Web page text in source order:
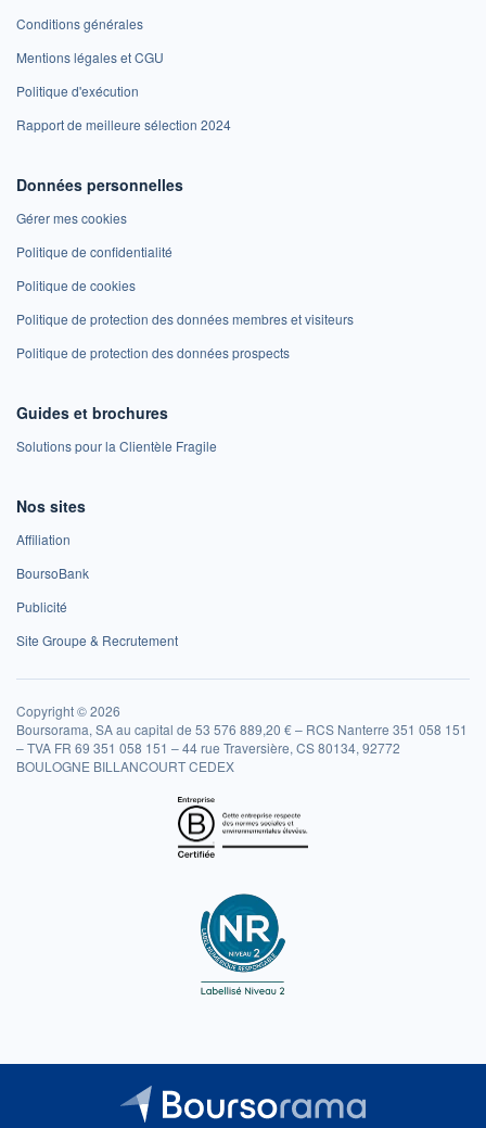
Conditions générales
Mentions légales et CGU
Politique d'exécution
Rapport de meilleure sélection 2024
Données personnelles
Gérer mes cookies
Politique de confidentialité
Politique de cookies
Politique de protection des données membres et visiteurs
Politique de protection des données prospects
Guides et brochures
Solutions pour la Clientèle Fragile
Nos sites
Affiliation
BoursoBank
Publicité
Site Groupe & Recrutement
Copyright © 2026
Boursorama, SA au capital de 53 576 889,20 € – RCS Nanterre 351 058 151
– TVA FR 69 351 058 151 – 44 rue Traversière, CS 80134, 92772
BOULOGNE BILLANCOURT CEDEX